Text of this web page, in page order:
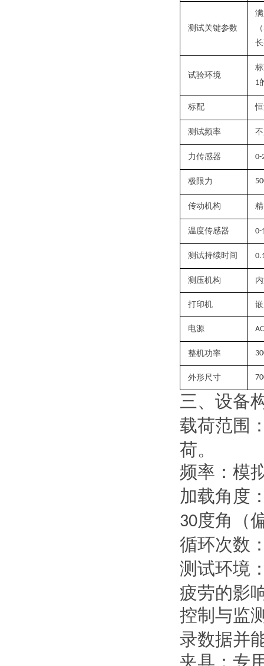
测试关键参数
（
试验环境
1
标配
测试频率
力传感器 0-
极限力
传动机构
温度传感器 0-
测试持续时间
测压机构
打印机
电源
整机功率
外形尺寸
三、 设备
载荷范围
荷。
频率： 模
加载角度
30度角（
循环次数
测试环境
疲劳的影
控制与监
录数据并
夹具： 专